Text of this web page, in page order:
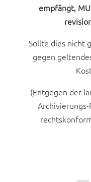
empfängt,
Sollte dies nicht
gegen
(Entgegen der